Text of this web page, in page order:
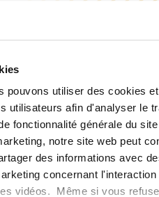
pouvons utiliser des cookies
utilisateurs afin d'analyser le
fonctionnalité générale du
notre site web peut
des informations avec
concernant
vidéos. Même si vous
about
and upcoming